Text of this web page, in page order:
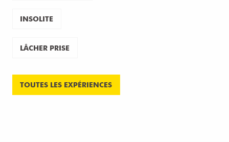
INSOLITE
LÂCHER PRISE
TOUTES LES EXPÉRIENCES